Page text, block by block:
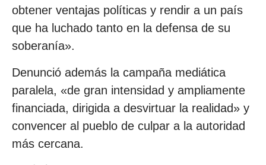
obtener ventajas políticas y rendir a un país
que ha luchado tanto en la defensa de su
soberanía».
Denunció además la campaña mediática
paralela, «de gran intensidad y ampliamente
financiada, dirigida a desvirtuar la realidad» y
convencer al pueblo de culpar a la autoridad
más cercana.